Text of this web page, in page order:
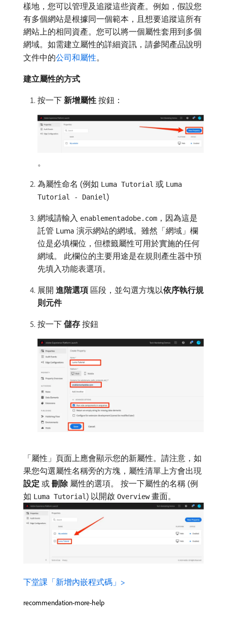
樣地，您可以管理及追蹤這些資產。例如，假設您
有多個網站是根據同一個範本，且想要追蹤這所有
網站上的相同資產。您可以將一個屬性套用到多個
網域。如需建立屬性的詳細資訊，請參閱產品說明
文件中的公司和屬性。
建立屬性的方式
按一下​ 新增屬性 ​按鈕：
。
為屬性命名 (例如 Luma Tutorial 或 Luma
Tutorial - Daniel)
網域請輸入 enablementadobe.com ，因為這是
託管 Luma 演示網站的網域。雖然「網域」欄
位是必填欄位，但標籤屬性可用於實施的任何
網域。 此欄位的主要用途是在規則產生器中預
先填入功能表選項。
展開​ 進階選項 ​區段，並勾選方塊以​依序執行規
則元件
按一下​ 儲存 ​按鈕
「屬性」頁面上應會顯示您的新屬性。請注意，如
果您勾選屬性名稱旁的方塊，屬性清單上方會出現​
設定 ​或​ 刪除​屬性的選項。 按一下屬性的名稱 (例
如 Luma Tutorial) 以開啟 Overview畫面。
下堂課「新增內嵌程式碼」>
recommendation-more-help